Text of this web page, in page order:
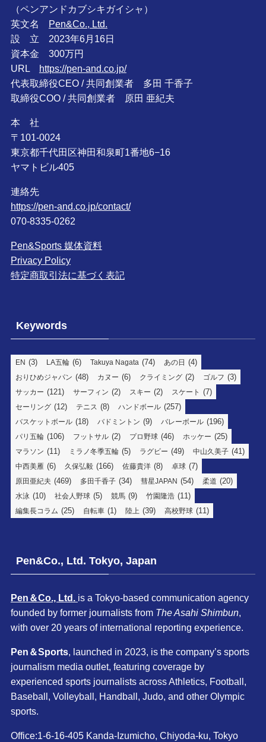
（ペンアンドカブシキガイシャ）
英文名 Pen&Co., Ltd.
設 立 2023年6月16日
資本金 300万円
URL https://pen-and.co.jp/
代表取締役CEO / 共同創業者 多田 千香子
取締役COO / 共同創業者 原田 亜紀夫
本 社
〒101-0024
東京都千代田区神田和泉町1番地6−16
ヤマトビル405
連絡先
https://pen-and.co.jp/contact/
070-8335-0262
Pen&Sports 媒体資料
Privacy Policy
特定商取引法に基づく表記
Keywords
EN (3) LA五輪 (6) Takuya Nagata (74) あの日 (4)
おりひめジャパン (48) カヌー (6) クライミング (2) ゴルフ (3)
サッカー (121) サーフィン (2) スキー (2) スケート (7)
セーリング (12) テニス (8) ハンドボール (257)
バスケットボール (18) バドミントン (9) バレーボール (196)
パリ五輪 (106) フットサル (2) プロ野球 (46) ホッケー (25)
マラソン (11) ミラノ冬季五輪 (5) ラグビー (49) 中山久美子 (41)
中西美雁 (6) 久保弘毅 (166) 佐藤貴洋 (8) 卓球 (7)
原田亜紀夫 (469) 多田千香子 (34) 彗星JAPAN (54) 柔道 (20)
水泳 (10) 社会人野球 (5) 競馬 (9) 竹園隆浩 (11)
編集長コラム (25) 自転車 (1) 陸上 (39) 高校野球 (11)
Pen&Co., Ltd. Tokyo, Japan
Pen＆Co., Ltd. is a Tokyo-based communication agency
founded by former journalists from The Asahi Shimbun,
with over 20 years of international reporting experience.
Pen＆Sports, launched in 2023, is the company’s sports
journalism media outlet, featuring coverage by
experienced sports journalists across Athletics, Football,
Baseball, Volleyball, Handball, Judo, and other Olympic
sports.
Office:1-6-16-405 Kanda-Izumicho, Chiyoda-ku, Tokyo